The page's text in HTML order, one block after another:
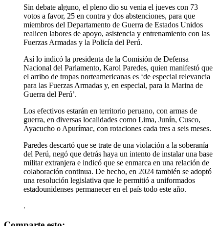
Sin debate alguno, el pleno dio su venia el jueves con 73
votos a favor, 25 en contra y dos abstenciones, para que
miembros del Departamento de Guerra de Estados Unidos
realicen labores de apoyo, asistencia y entrenamiento con las
Fuerzas Armadas y la Policía del Perú.
Así lo indicó la presidenta de la Comisión de Defensa
Nacional del Parlamento, Karol Paredes, quien manifestó que
el arribo de tropas norteamericanas es ‘de especial relevancia
para las Fuerzas Armadas y, en especial, para la Marina de
Guerra del Perú’.
Los efectivos estarán en territorio peruano, con armas de
guerra, en diversas localidades como Lima, Junín, Cusco,
Ayacucho o Apurímac, con rotaciones cada tres a seis meses.
Paredes descartó que se trate de una violación a la soberanía
del Perú, negó que detrás haya un intento de instalar una base
militar extranjera e indicó que se enmarca en una relación de
colaboración continua. De hecho, en 2024 también se adoptó
una resolución legislativa que le permitió a uniformados
estadounidenses permanecer en el país todo este año.
.